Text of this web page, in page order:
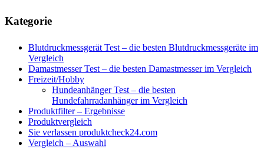
Kategorie
Blutdruckmessgerät Test – die besten Blutdruckmessgeräte im
Vergleich
Damastmesser Test – die besten Damastmesser im Vergleich
Freizeit/Hobby
Hundeanhänger Test – die besten
Hundefahrradanhänger im Vergleich
Produktfilter – Ergebnisse
Produktvergleich
Sie verlassen produktcheck24.com
Vergleich – Auswahl